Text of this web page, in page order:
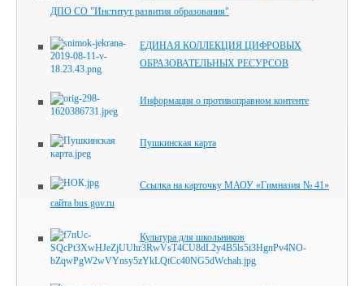
ДПО СО "Институт развития образования"
ЕДИНАЯ КОЛЛЕКЦИЯ ЦИФРОВЫХ
ОБРАЗОВАТЕЛЬНЫХ РЕСУРСОВ
Информация о противоправном контенте
Пушкинская карта
Ссылка на карточку МАОУ «Гимназия № 41»
сайта bus.gov.ru
Культура для школьников